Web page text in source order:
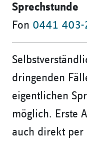
Sprechstunde
Fon 0441 403-
dringenden
eigentlichen
möglich. Erste
auch direkt